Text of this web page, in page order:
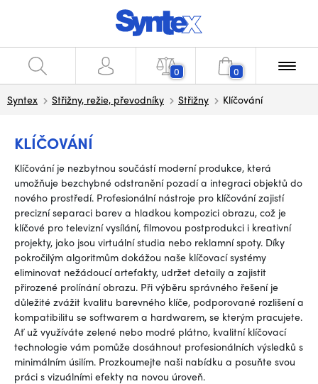
0 0
Syntex Střižny, režie, převodníky Střižny Klíčování
KLÍČOVÁNÍ
Klíčování je nezbytnou součástí moderní produkce, která
umožňuje bezchybné odstranění pozadí a integraci objektů do
nového prostředí. Profesionální nástroje pro klíčování zajistí
precizní separaci barev a hladkou kompozici obrazu, což je
klíčové pro televizní vysílání, filmovou postprodukci i kreativní
projekty, jako jsou virtuální studia nebo reklamní spoty. Díky
pokročilým algoritmům dokážou naše klíčovací systémy
eliminovat nežádoucí artefakty, udržet detaily a zajistit
přirozené prolínání obrazu. Při výběru správného řešení je
důležité zvážit kvalitu barevného klíče, podporované rozlišení a
kompatibilitu se softwarem a hardwarem, se kterým pracujete.
Ať už využíváte zelené nebo modré plátno, kvalitní klíčovací
technologie vám pomůže dosáhnout profesionálních výsledků s
minimálním úsilím. Prozkoumejte naši nabídku a posuňte svou
práci s vizuálními efekty na novou úroveň.